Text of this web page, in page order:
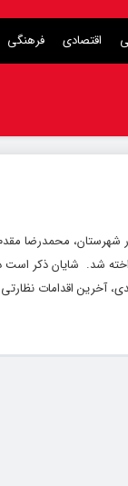
اقتصادی فرهنگی
شهرستان، محمدرضا
شد. ‌ شایان ذکر است
آخرین اقدامات